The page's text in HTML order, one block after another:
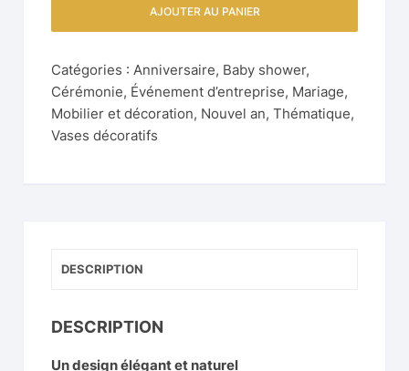
AJOUTER AU PANIER
Catégories : Anniversaire, Baby shower,
Cérémonie, Événement d’entreprise, Mariage,
Mobilier et décoration, Nouvel an, Thématique,
Vases décoratifs
DESCRIPTION
DESCRIPTION
Un design élégant et naturel